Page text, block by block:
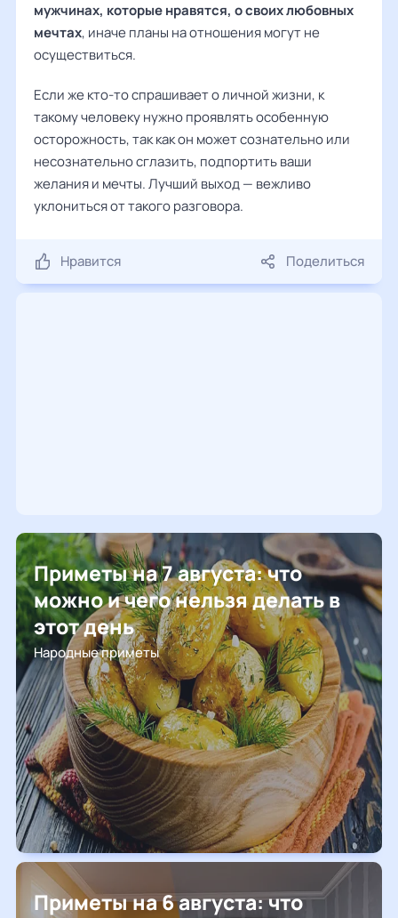
мужчинах, которые нравятся, о своих любовных
мечтах, иначе планы на отношения могут не
осуществиться.
Если же кто-то спрашивает о личной жизни, к
такому человеку нужно проявлять особенную
осторожность, так как он может сознательно или
несознательно сглазить, подпортить ваши
желания и мечты. Лучший выход — вежливо
уклониться от такого разговора.
Нравится Поделиться
Приметы на 7 августа: что
можно и чего нельзя делать в
этот день
Народные приметы
Приметы на 6 августа: что